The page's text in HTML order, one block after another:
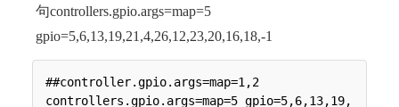
句controllers.gpio.args=map=5
gpio=5,6,13,19,21,4,26,12,23,20,16,18,-1
##controller.gpio.args=map=1,2
controllers.gpio.args=map=5 gpio=5,6,13,19,